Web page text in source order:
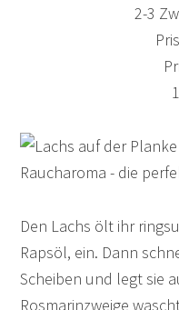
2-3
1
Den Lachs ölt ihr
Rapsöl, ein. Dann
Scheiben und legt sie
Rosmarinzweige